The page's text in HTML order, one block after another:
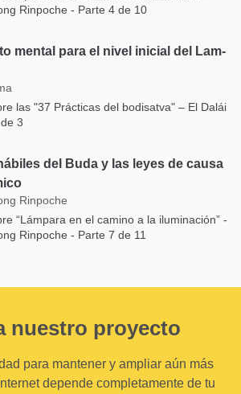
Rinpoche - Parte 4 de 10
mental para el nivel inicial del Lam-
las "37 Prácticas del bodisatva" – El Dalái
3
del Buda y las leyes de causa
Rinpoche
“Lámpara en el camino a la iluminación” -
Rinpoche - Parte 7 de 11
nuestro proyecto
para mantener y ampliar aún más
depende completamente de tu